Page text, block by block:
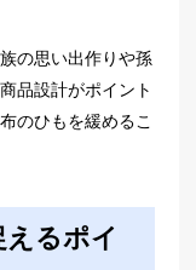
の思い出作りや孫
品設計がポイント
のひもを緩めるこ
るポイ